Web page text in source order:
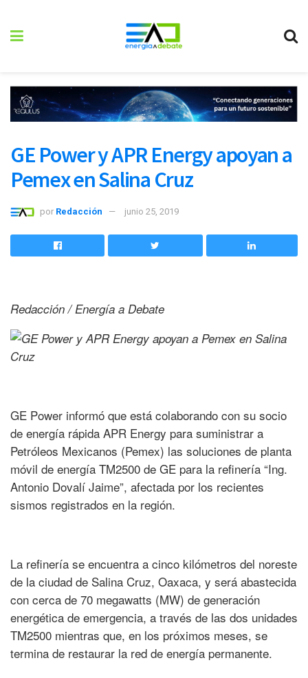
GE Power y APR Energy apoyan a
Pemex en Salina Cruz
por Redacción junio 25, 2019
Redacción / Energía a Debate
GE Power informó que está colaborando con su socio
de energía rápida APR Energy para suministrar a
Petróleos Mexicanos (Pemex) las soluciones de planta
móvil de energía TM2500 de GE para la refinería “Ing.
Antonio Dovalí Jaime”, afectada por los recientes
sismos registrados en la región.
La refinería se encuentra a cinco kilómetros del noreste
de la ciudad de Salina Cruz, Oaxaca, y será abastecida
con cerca de 70 megawatts (MW) de generación
energética de emergencia, a través de las dos unidades
TM2500 mientras que, en los próximos meses, se
termina de restaurar la red de energía permanente.